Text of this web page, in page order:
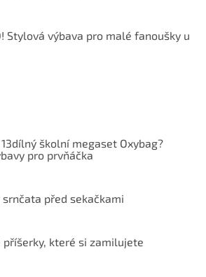
Stylová výbava pro malé fanoušky u
školní megaset Oxybag?
pro prvňáčka
před sekačkami
příšerky, které si zamilujete